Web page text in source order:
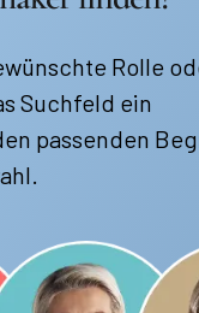
Rolle
Suchfeld ein
passenden